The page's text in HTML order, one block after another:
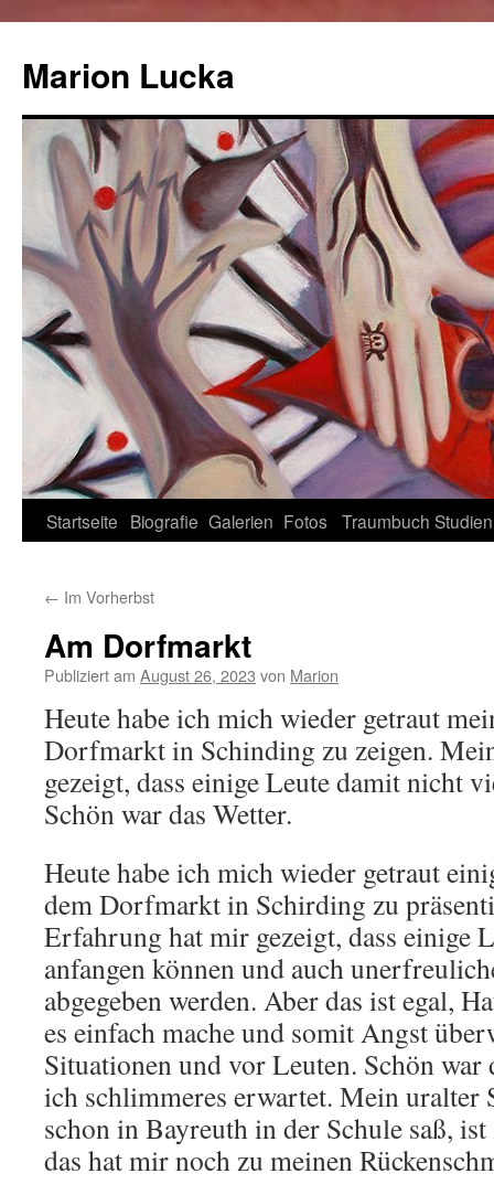
Marion Lucka
Zum
springen
Startseite Biografie Galerien Fotos Traumbuch Studien
← Im Vorherbst
Am Dorfmarkt
Publiziert am August 26, 2023 von Marion
Heute habe ich mich wieder getraut
Dorfmarkt in Schinding zu zeigen.
gezeigt, dass einige Leute damit nicht
Schön war das Wetter.
Heute habe ich mich wieder getraut
dem Dorfmarkt in Schirding zu
Erfahrung hat mir gezeigt, dass einige
anfangen können und auch
abgegeben werden. Aber das ist egal,
es einfach mache und somit Angst
Situationen und vor Leuten. Schön war
ich schlimmeres erwartet. Mein uralter
schon in Bayreuth in der Schule saß,
das hat mir noch zu meinen